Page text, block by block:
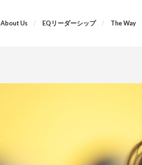
About Us EQリーダーシップ The Way